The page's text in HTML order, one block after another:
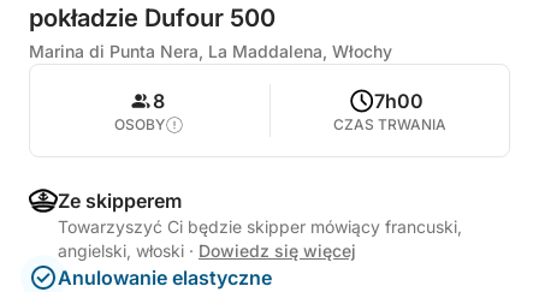
pokładzie Dufour 500
Marina di Punta Nera, La Maddalena, Włochy
8
OSOBY
7h00
CZAS TRWANIA
Ze skipperem
Towarzyszyć Ci będzie skipper mówiący francuski,
angielski, włoski · Dowiedz się więcej
Anulowanie elastyczne